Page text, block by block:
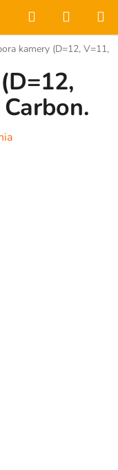
Hľadať
KOŠÍK
kamery (D=12, V=11,